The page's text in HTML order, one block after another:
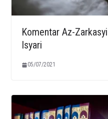
Komentar Az-
Isyari
05/07/2021